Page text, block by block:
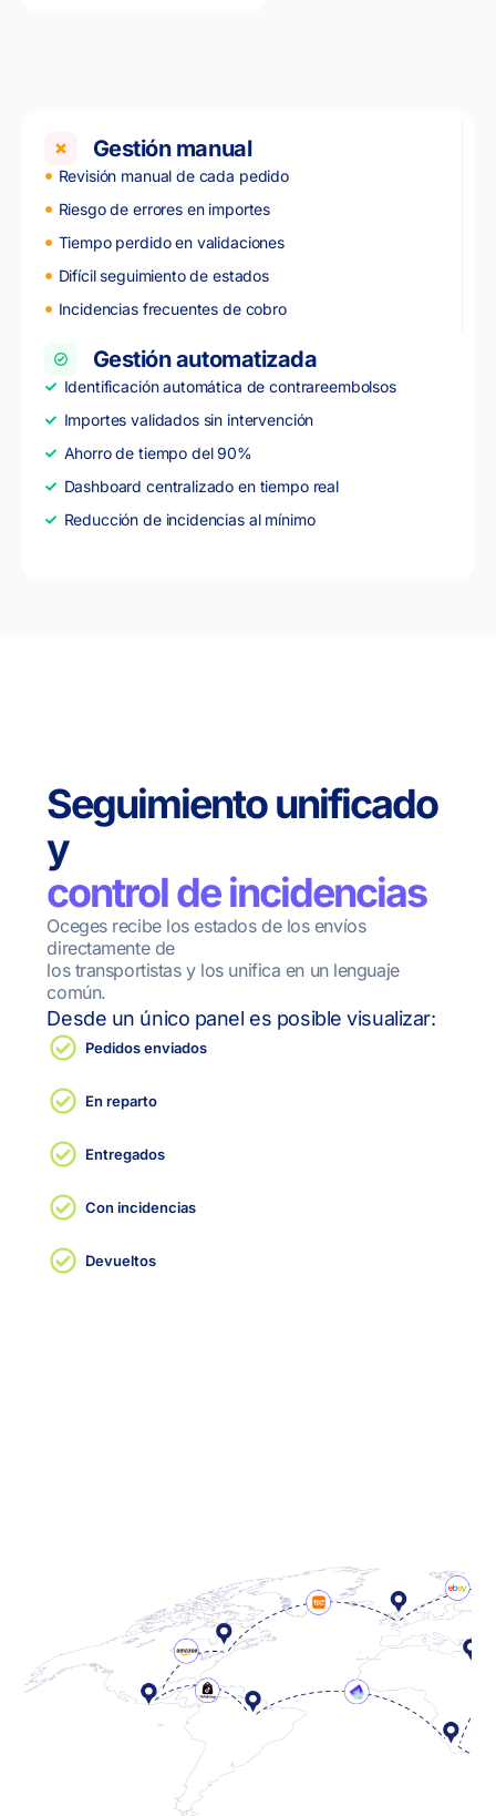
Gestión manual
Revisión manual de cada pedido
Riesgo de errores en importes
Tiempo perdido en validaciones
Difícil seguimiento de estados
Incidencias frecuentes de cobro
Gestión automatizada
Identificación automática de contrareembolsos
Importes validados sin intervención
Ahorro de tiempo del 90%
Dashboard centralizado en tiempo real
Reducción de incidencias al mínimo
Seguimiento unificado
y
control de incidencias
Oceges recibe los estados de los envíos
directamente de
los transportistas y los unifica en un lenguaje
común.
Desde un único panel es posible visualizar:
Pedidos enviados
En reparto
Entregados
Con incidencias
Devueltos